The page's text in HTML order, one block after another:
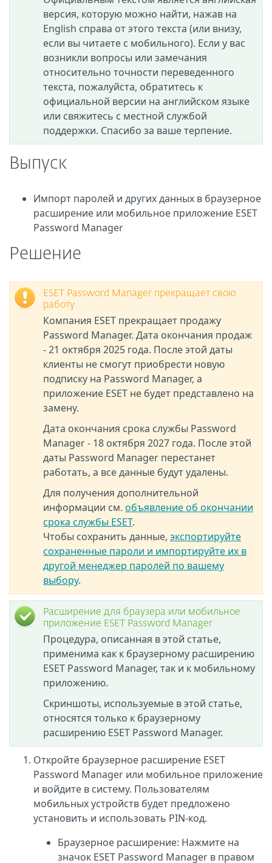
версия, которую можно найти, нажав на
English справа от этого текста (или внизу,
если вы читаете с мобильного). Если у вас
возникли вопросы или замечания
относительно точности переведенного
текста, пожалуйста, обратитесь к
официальной версии на английском языке
или свяжитесь с местной службой
поддержки. Спасибо за ваше терпение.
Выпуск
Импорт паролей и других данных в браузерное
расширение или мобильное приложение ESET
Password Manager
Решение
ESET Password Manager прекращает свою
работу
Компания ESET прекращает продажу
Password Manager. Дата окончания продаж
- 21 октября 2025 года. После этой даты
клиенты не смогут приобрести новую
подписку на Password Manager, а
приложение ESET не будет представлено на
замену.
Дата окончания срока службы Password
Manager - 18 октября 2027 года. После этой
даты Password Manager перестанет
работать, а все данные будут удалены.
Для получения дополнительной
информации см. объявление об окончании
срока службы ESET.
Чтобы сохранить данные, экспортируйте
сохраненные пароли и импортируйте их в
другой менеджер паролей по вашему
выбору.
Расширение для браузера или мобильное
приложение ESET Password Manager
Процедура, описанная в этой статье,
применима как к браузерному расширению
ESET Password Manager, так и к мобильному
приложению.
Скриншоты, используемые в этой статье,
относятся только к браузерному
расширению ESET Password Manager.
Откройте браузерное расширение ESET
Password Manager или мобильное приложение
и войдите в систему. Пользователям
мобильных устройств будет предложено
установить и использовать PIN-код.
Браузерное расширение: Нажмите на
значок ESET Password Manager в правом